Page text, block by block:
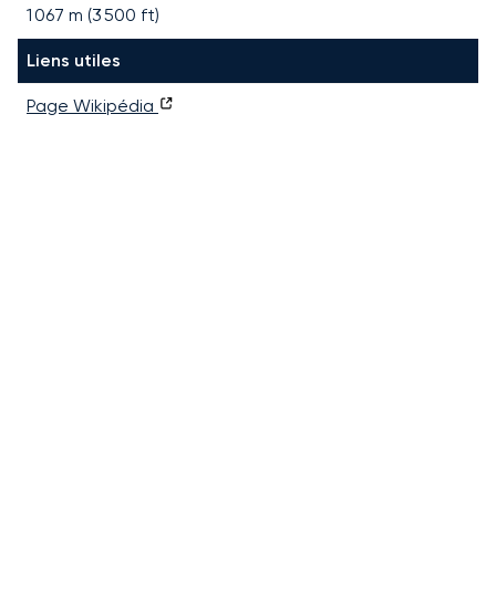
1 067 m (3 500 ft)
Liens utiles
Page Wikipédia